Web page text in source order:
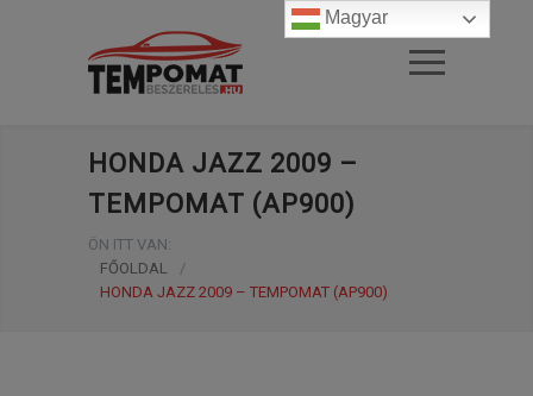
HONDA JAZZ 2009 –
TEMPOMAT (AP900)
ÖN ITT VAN:
FŐOLDAL
/
HONDA JAZZ 2009 – TEMPOMAT (AP900)
Magyar